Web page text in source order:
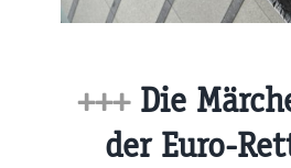
+++ Die
der Euro-